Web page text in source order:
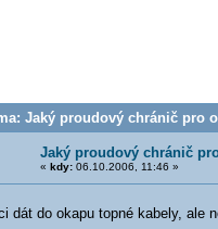
Jaký proudový chránič pro
Jaký proudový chránič
« kdy:06.10.2006, 11:46 »
dát do okapu topné kabely, ale